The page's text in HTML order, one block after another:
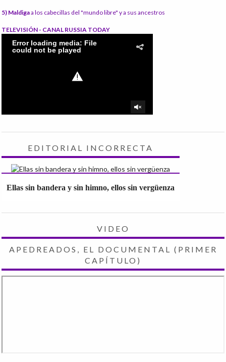
5) Maldigaa los cabecillas del "mundo libre" y a sus ancestros
TELEVISIÓN - CANAL RUSSIA TODAY
EDITORIAL INCORRECTA
Ellas sin bandera y sin himno, ellos sin vergüenza
VIDEO
APEDREADOS, EL DOCUMENTAL (PRIMER
CAPÍTULO)